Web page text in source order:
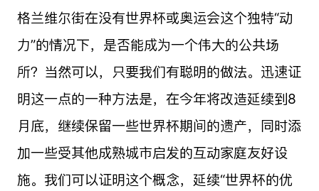
格兰维尔街在没有世界杯或奥运会这个独特“动
力”的情况下，是否能成为一个伟大的公共场
所？当然可以，只要我们有聪明的做法。迅速证
明这一点的一种方法是，在今年将改造延续到8
月底，继续保留一些世界杯期间的遗产，同时添
加一些受其他成熟城市启发的互动家庭友好设
施。我们可以证明这个概念，延续“世界杯的优